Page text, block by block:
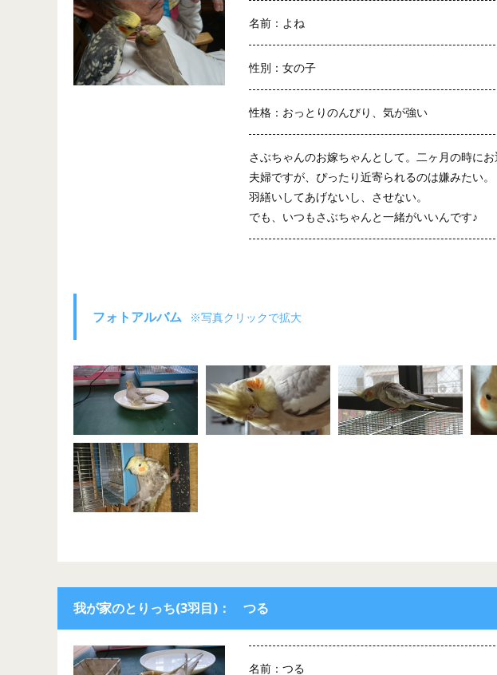
名前：よね
性別：女の子
性格：おっとりのんびり、気が強い
さぶちゃんのお嫁ちゃんとして。二ヶ月の時にお
夫婦ですが、ぴったり近寄られるのは嫌みたい。
羽繕いしてあげないし、させない。
でも、いつもさぶちゃんと一緒がいいんです♪
フォトアルバム ※写真クリックで拡大
我が家のとりっち(3羽目)： つる
名前：つる